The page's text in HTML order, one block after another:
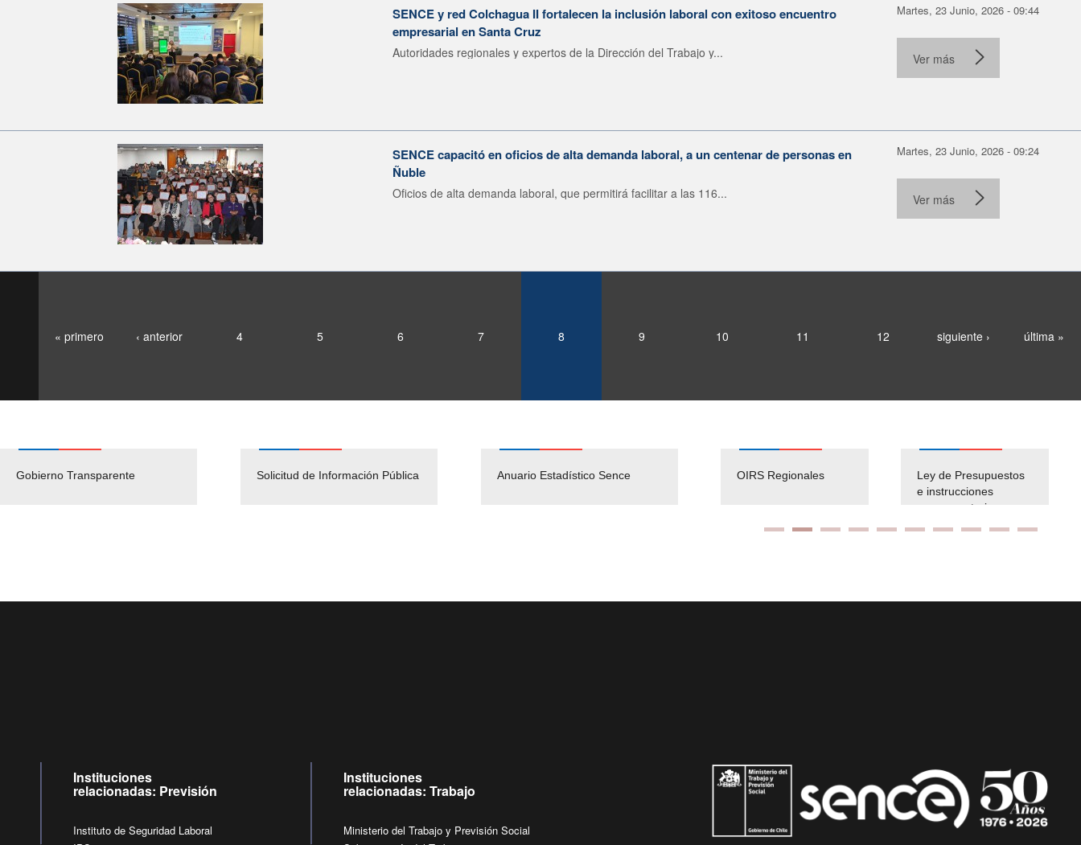
SENCE y red Colchagua II fortalecen la inclusión laboral con exitoso encuentro
empresarial en Santa Cruz
Autoridades regionales y expertos de la Dirección del Trabajo y...
Martes, 23 Junio, 2026 - 09:44
Ver más
SENCE capacitó en oficios de alta demanda laboral, a un centenar de personas en
Ñuble
Oficios de alta demanda laboral, que permitirá facilitar a las 116...
Martes, 23 Junio, 2026 - 09:24
Ver más
« primero ‹ anterior 4 5 6 7 8 9 10 11 12 siguiente › última »
Gobierno Transparente Solicitud de Información Pública Anuario Estadístico Sence
Pago Proveedores
Empleos Públicos
Solicitud Audiencias y
OIRS Regionales
Ley de Presupuestos
e instrucciones
presuspuetarias
Instituciones
relacionadas: Previsión
Instituto de Seguridad Laboral
Instituciones
relacionadas: Trabajo
Ministerio del Trabajo y Previsión Social